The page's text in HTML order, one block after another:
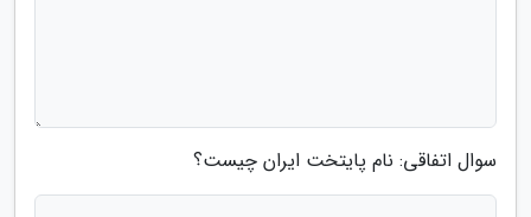
سوال اتفاقی: نام پایتخت ایران چیست؟